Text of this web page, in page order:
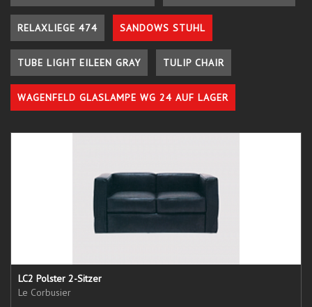
RELAXLIEGE 474 SANDOWS STUHL
TUBE LIGHT EILEEN GRAY TULIP CHAIR
WAGENFELD GLASLAMPE WG 24 AUF LAGER
LC2 Polster 2-Sitzer
Le Corbusier